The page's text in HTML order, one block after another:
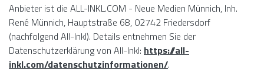
Anbieter ist die ALL-INKL.COM - Neue Medien Münnich, Inh.
René Münnich, Hauptstraße 68, 02742 Friedersdorf
(nachfolgend All-Inkl). Details entnehmen Sie der
Datenschutzerklärung von All-Inkl: https://all-
inkl.com/datenschutzinformationen/.